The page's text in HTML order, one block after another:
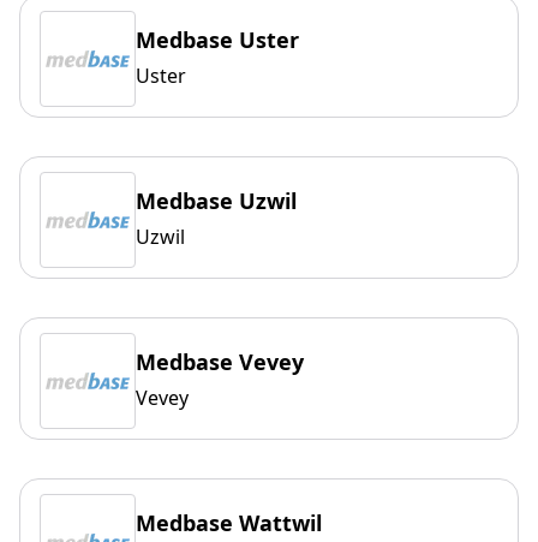
Medbase Uster
Uster
Medbase Uzwil
Uzwil
Medbase Vevey
Vevey
Medbase Wattwil